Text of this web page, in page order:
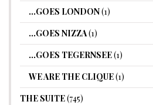
…GOES LONDON(1)
…GOES NIZZA(1)
…GOES TEGERNSEE(1)
WE ARE THE CLIQUE(1)
THE SUITE(745)